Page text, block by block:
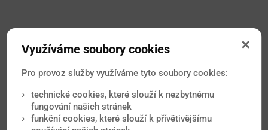
Nejčtenější novinky
tropických onemocněních. Nové články každý měsíc.
Využíváme soubory cookies
Pro provoz služby využíváme tyto soubory cookies:
technické cookies, které slouží k nezbytnému
fungování našich stránek
funkční cookies, které slouží k přívětivějšímu